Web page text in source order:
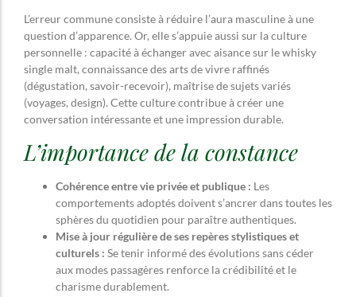
L’erreur commune consiste à réduire l’aura masculine à une
question d’apparence. Or, elle s’appuie aussi sur la culture
personnelle : capacité à échanger avec aisance sur le whisky
single malt, connaissance des arts de vivre raffinés
(dégustation, savoir-recevoir), maîtrise de sujets variés
(voyages, design). Cette culture contribue à créer une
conversation intéressante et une impression durable.
L’importance de la constance
Cohérence entre vie privée et publique : Les
comportements adoptés doivent s’ancrer dans toutes les
sphères du quotidien pour paraître authentiques.
Mise à jour régulière de ses repères stylistiques et
culturels : Se tenir informé des évolutions sans céder
aux modes passagères renforce la crédibilité et le
charisme durablement.